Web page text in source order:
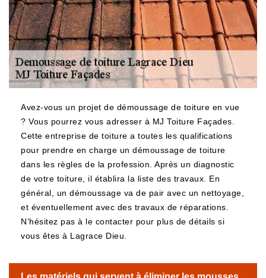
Avez-vous un projet de démoussage de toiture en vue
? Vous pourrez vous adresser à MJ Toiture Façades.
Cette entreprise de toiture a toutes les qualifications
pour prendre en charge un démoussage de toiture
dans les règles de la profession. Après un diagnostic
de votre toiture, il établira la liste des travaux. En
général, un démoussage va de pair avec un nettoyage,
et éventuellement avec des travaux de réparations.
N’hésitez pas à le contacter pour plus de détails si
vous êtes à Lagrace Dieu.